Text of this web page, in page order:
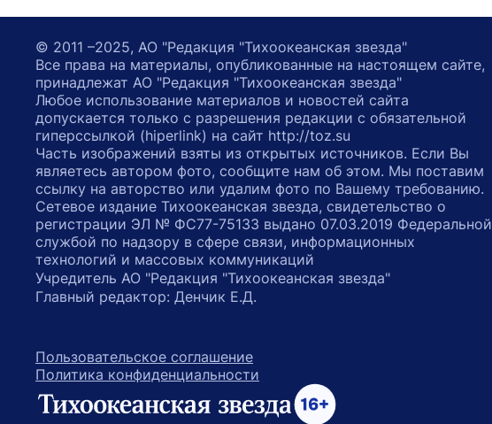
© 2011 –2025, АО "Редакция "Тихоокеанская звезда"
Все права на материалы, опубликованные на настоящем сайте,
принадлежат АО "Редакция "Тихоокеанская звезда"
Любое использование материалов и новостей сайта
допускается только с разрешения редакции с обязательной
гиперссылкой (hiperlink) на сайт http://toz.su
Часть изображений взяты из открытых источников. Если Вы
являетесь автором фото, сообщите нам об этом. Мы поставим
ссылку на авторство или удалим фото по Вашему требованию.
Сетевое издание Тихоокеанская звезда, свидетельство о
регистрации ЭЛ № ФС77-75133 выдано 07.03.2019 Федеральной
службой по надзору в сфере связи, информационных
технологий и массовых коммуникаций
Учредитель АО "Редакция "Тихоокеанская звезда"
Главный редактор: Денчик Е.Д.
Пользовательское соглашение
Политика конфиденциальности
ссылка на главную
возрастное ограничение 16+